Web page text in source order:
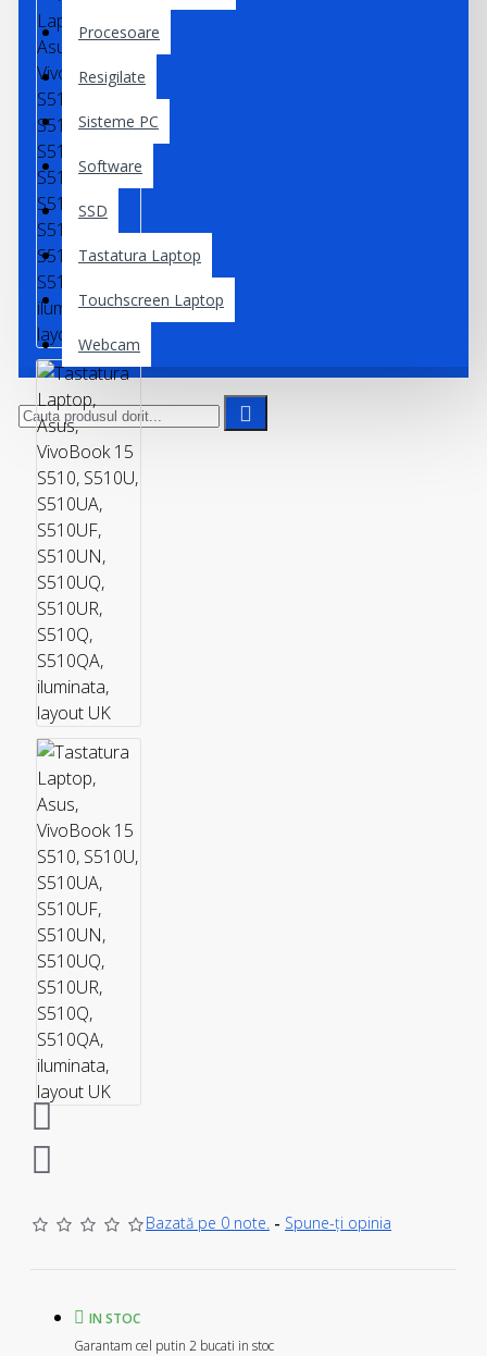
Procesoare
Resigilate
Sisteme PC
Software
SSD
Tastatura Laptop
Touchscreen Laptop
Webcam
Bazată pe 0 note. - Spune-ţi opinia
IN STOC
Garantam cel putin 2 bucati in stoc